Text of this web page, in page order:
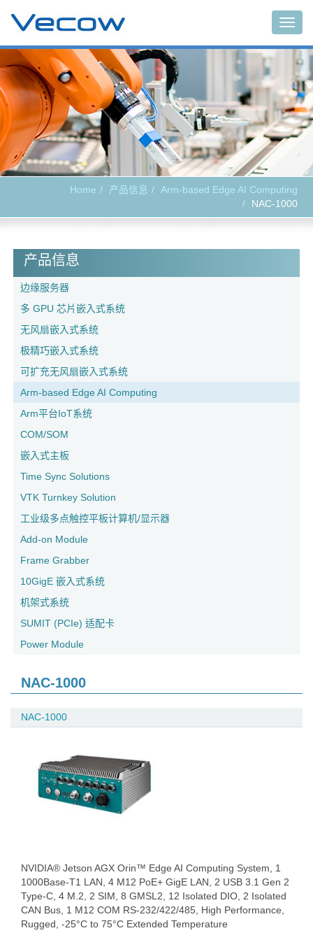
Home 产品信息
Arm-based Edge AI Computing
NAC-1000
产品信息
边缘服务器
多 GPU 芯片嵌入式系统
无风扇嵌入式系统
极精巧嵌入式系统
可扩充无风扇嵌入式系统
Arm-based Edge AI Computing
Arm平台IoT系统
COM/SOM
嵌入式主板
Time Sync Solutions
VTK Turnkey Solution
工业级多点触控平板计算机/显示器
Add-on Module
Frame Grabber
10GigE 嵌入式系统
机架式系统
SUMIT (PCIe) 适配卡
Power Module
NAC-1000
NAC-1000
NVIDIA® Jetson AGX Orin™ Edge AI Computing System, 1
1000Base-T1 LAN, 4 M12 PoE+ GigE LAN, 2 USB 3.1 Gen 2
Type-C, 4 M.2, 2 SIM, 8 GMSL2, 12 Isolated DIO, 2 Isolated
CAN Bus, 1 M12 COM RS-232/422/485, High Performance,
Rugged, -25°C to 75°C Extended Temperature